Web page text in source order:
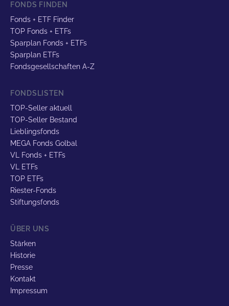
FONDS FINDEN
Fonds + ETF Finder
TOP Fonds + ETFs
Sparplan Fonds + ETFs
Sparplan ETFs
Fondsgesellschaften A-Z
FONDSLISTEN
TOP-Seller aktuell
TOP-Seller Bestand
Lieblingsfonds
MEGA Fonds Golbal
VL Fonds + ETFs
VL ETFs
TOP ETFs
Riester-Fonds
Stiftungsfonds
ÜBER UNS
Stärken
Historie
Presse
Kontakt
Impressum